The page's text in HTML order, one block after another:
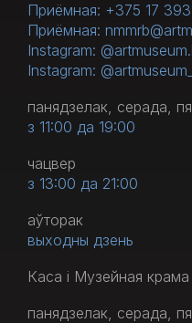
Приёмная: +375 17
Приёмная:
Instagram:
Instagram:
панядзелак, серада,
з 11:00 да 19:00
чацвер
з 13:00 да 21:00
аўторак
выходны дзень
Каса і Музейная крама
панядзелак, серада,